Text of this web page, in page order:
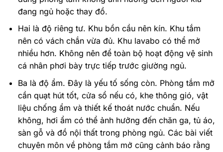
đang ngủ hoặc thay đồ.
Hai là độ riêng tư. Khu bồn cầu nên kín. Khu tắm
nên có vách chắn vừa đủ. Khu lavabo có thể mở
nhiều hơn. Không nên để toàn bộ hoạt động vệ sinh
cá nhân phơi bày trực tiếp trước giường ngủ.
Ba là độ ẩm. Đây là yếu tố sống còn. Phòng tắm mở
cần quạt hút tốt, cửa sổ nếu có, khe thông gió, vật
liệu chống ẩm và thiết kế thoát nước chuẩn. Nếu
không, hơi ẩm có thể ảnh hưởng đến chăn ga, tủ áo,
sàn gỗ và đồ nội thất trong phòng ngủ. Các bài viết
chuyên môn về phòng tắm mở cũng cảnh báo rằng